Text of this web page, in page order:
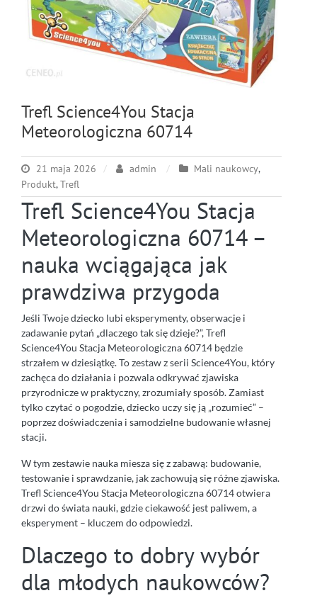
Trefl Science4You Stacja
Meteorologiczna 60714
21 maja 2026 admin Mali naukowcy,
Produkt,Trefl
Trefl Science4You Stacja
Meteorologiczna 60714 –
nauka wciągająca jak
prawdziwa przygoda
Jeśli Twoje dziecko lubi eksperymenty, obserwacje i
zadawanie pytań „dlaczego tak się dzieje?”, Trefl
Science4You Stacja Meteorologiczna 60714 będzie
strzałem w dziesiątkę. To zestaw z serii Science4You, który
zachęca do działania i pozwala odkrywać zjawiska
przyrodnicze w praktyczny, zrozumiały sposób. Zamiast
tylko czytać o pogodzie, dziecko uczy się ją „rozumieć” –
poprzez doświadczenia i samodzielne budowanie własnej
stacji.
W tym zestawie nauka miesza się z zabawą: budowanie,
testowanie i sprawdzanie, jak zachowują się różne zjawiska.
Trefl Science4You Stacja Meteorologiczna 60714 otwiera
drzwi do świata nauki, gdzie ciekawość jest paliwem, a
eksperyment – kluczem do odpowiedzi.
Dlaczego to dobry wybór
dla młodych naukowców?